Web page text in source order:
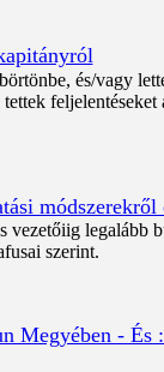
és/vagy
legalább
szerint.
Megyében - És :